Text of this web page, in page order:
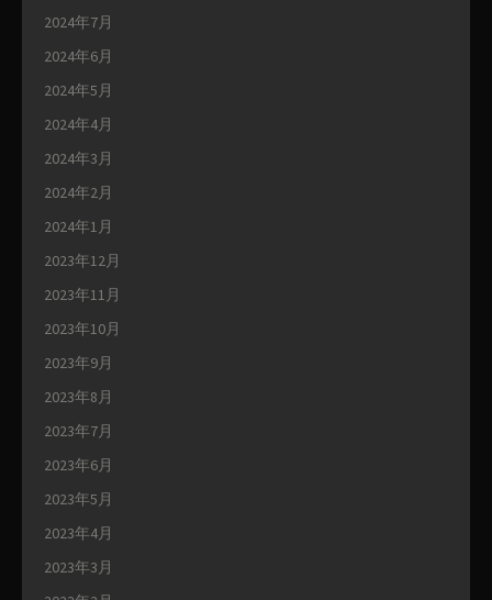
2024年7月
2024年6月
2024年5月
2024年4月
2024年3月
2024年2月
2024年1月
2023年12月
2023年11月
2023年10月
2023年9月
2023年8月
2023年7月
2023年6月
2023年5月
2023年4月
2023年3月